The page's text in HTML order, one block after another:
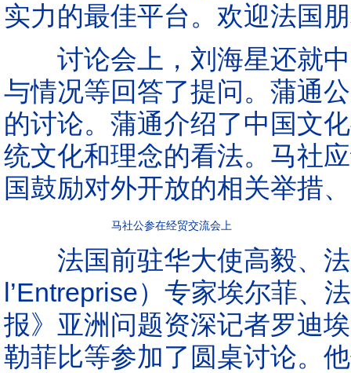
实力的最佳平台。欢迎法国
讨论会上，刘海星还就中
与情况等回答了提问。蒲通
的讨论。蒲通介绍了中国文
统文化和理念的看法。马社
国鼓励对外开放的相关举措
马社公参在经贸交流会上
法国前驻华大使高毅、法
l’Entreprise）专家埃尔菲、
报》亚洲问题资深记者罗迪
勒菲比等参加了圆桌讨论。